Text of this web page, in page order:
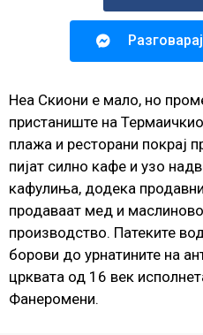
Неа Скиони е мало, но
пристаниште на
плажа и ресторани покрај
пијат силно кафе и узо
кафулиња, додека
продаваат мед и
производство. Патеките
борови до урнатините на
црквата од 16 век
Фанеромени.